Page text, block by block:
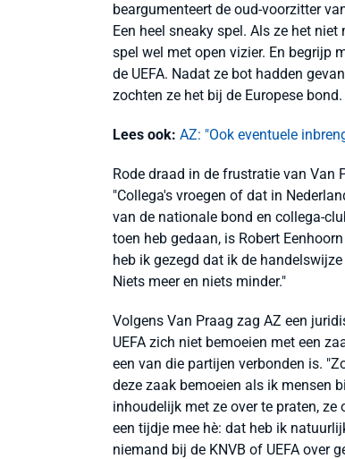
beargumenteert de oud-voorzitter
Een heel sneaky spel. Als ze het
spel wel met open vizier. En begrijp
de UEFA. Nadat ze bot hadden
zochten ze het bij de Europese
Lees ook: AZ: "Ook eventuele
Rode draad in de frustratie van Van
"Collega's vroegen of dat in
van de nationale bond en collega-
toen heb gedaan, is Robert
heb ik gezegd dat ik de
Niets meer en niets minder."
Volgens Van Praag zag AZ een
UEFA zich niet bemoeien met een
een van die partijen verbonden is.
deze zaak bemoeien als ik mensen
inhoudelijk met ze over te praten,
een tijdje mee hè: dat heb ik
niemand bij de KNVB of UEFA over